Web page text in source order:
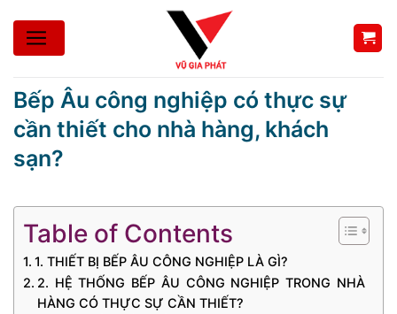
nội
Bếp Âu công nghiệp có thực sự
cần thiết cho nhà hàng, khách
sạn?
Table of Contents
1. THIẾT BỊ BẾP ÂU CÔNG NGHIỆP LÀ GÌ?
2. HỆ THỐNG BẾP ÂU CÔNG NGHIỆP TRONG NHÀ
HÀNG CÓ THỰC SỰ CẦN THIẾT?